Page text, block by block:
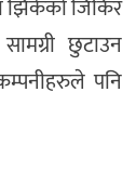
झिकेको जिकिर
छुटाउन
पनि